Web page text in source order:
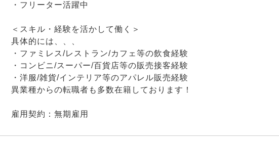
・フリーター活躍中
＜スキル・経験を活かして働く＞
具体的には、、、
・ファミレス/レストラン/カフェ等の飲食経験
・コンビニ/スーパー/百貨店等の販売接客経験
・洋服/雑貨/インテリア等のアパレル販売経験
異業種からの転職者も多数在籍しております！
雇用契約：無期雇用